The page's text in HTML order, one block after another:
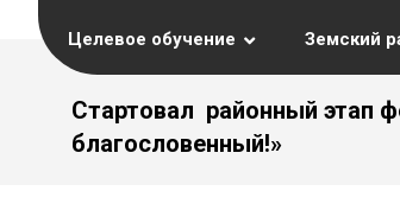
Целевое обучение Земский
Стартовал районный этап
благословенный!»